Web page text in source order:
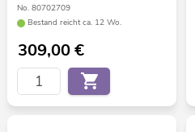
No. 80702709
Bestand reicht ca. 12 Wo.
309,00€